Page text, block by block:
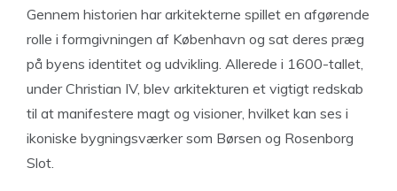
Gennem historien har arkitekterne spillet en afgørende
rolle i formgivningen af København og sat deres præg
på byens identitet og udvikling. Allerede i 1600-tallet,
under Christian IV, blev arkitekturen et vigtigt redskab
til at manifestere magt og visioner, hvilket kan ses i
ikoniske bygningsværker som Børsen og Rosenborg
Slot.